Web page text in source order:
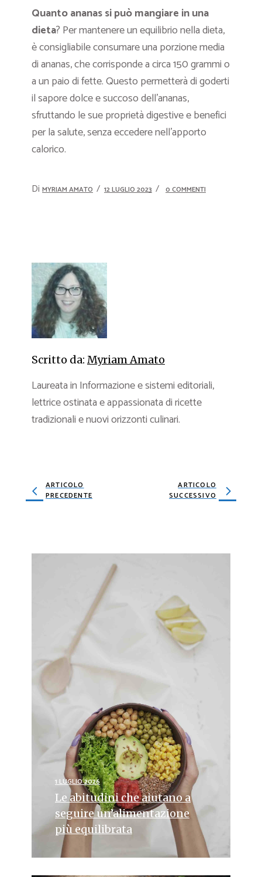
Quanto ananas si può mangiare in una
dieta? Per mantenere un equilibrio nella dieta,
è consigliabile consumare una porzione media
di ananas, che corrisponde a circa 150 grammi o
a un paio di fette. Questo permetterà di goderti
il sapore dolce e succoso dell’ananas,
sfruttando le sue proprietà digestive e benefici
per la salute, senza eccedere nell’apporto
calorico.
Di MYRIAM AMATO 12 LUGLIO 2023 0 COMMENTI
Scritto da: Myriam Amato
Laureata in Informazione e sistemi editoriali,
lettrice ostinata e appassionata di ricette
tradizionali e nuovi orizzonti culinari.
ARTICOLO
PRECEDENTE
ARTICOLO
SUCCESSIVO
1 LUGLIO 2026
Le abitudini che aiutano a
seguire un’alimentazione
più equilibrata